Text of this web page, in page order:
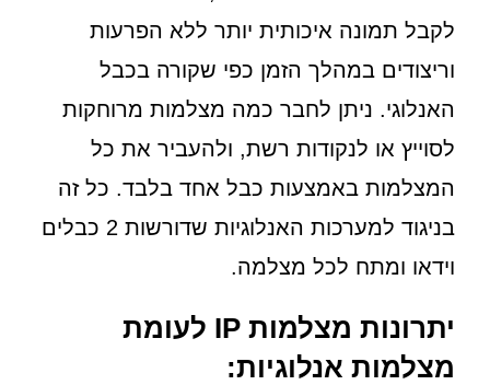
לקבל תמונה איכותית יותר ללא הפרעות
וריצודים במהלך הזמן כפי שקורה בכבל
האנלוגי. ניתן לחבר כמה מצלמות מרוחקות
לסוייץ או לנקודות רשת, ולהעביר את כל
המצלמות באמצעות כבל אחד בלבד. כל זה
בניגוד למערכות האנלוגיות שדורשות 2 כבלים
וידאו ומתח לכל מצלמה.
יתרונות מצלמות IP לעומת
מצלמות אנלוגיות: